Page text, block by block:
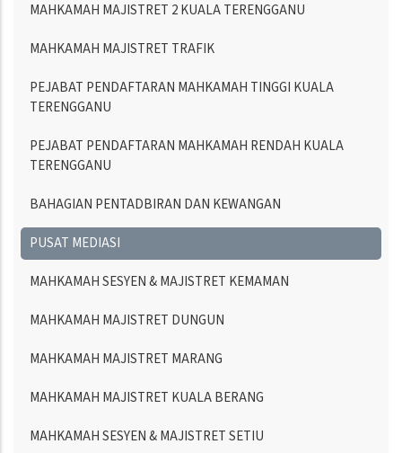
MAHKAMAH MAJISTRET 2 KUALA TERENGGANU
MAHKAMAH MAJISTRET TRAFIK
PEJABAT PENDAFTARAN MAHKAMAH TINGGI KUALA
TERENGGANU
PEJABAT PENDAFTARAN MAHKAMAH RENDAH KUALA
TERENGGANU
BAHAGIAN PENTADBIRAN DAN KEWANGAN
PUSAT MEDIASI
MAHKAMAH SESYEN & MAJISTRET KEMAMAN
MAHKAMAH MAJISTRET DUNGUN
MAHKAMAH MAJISTRET MARANG
MAHKAMAH MAJISTRET KUALA BERANG
MAHKAMAH SESYEN & MAJISTRET SETIU